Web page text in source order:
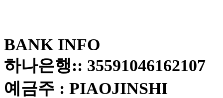
BANK INFO
하나은행:: 35591046162107
예금주 : PIAOJINSHI